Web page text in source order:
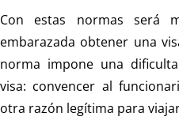
Con estas normas será
embarazada obtener una
norma impone una
visa: convencer al
otra razón legítima para